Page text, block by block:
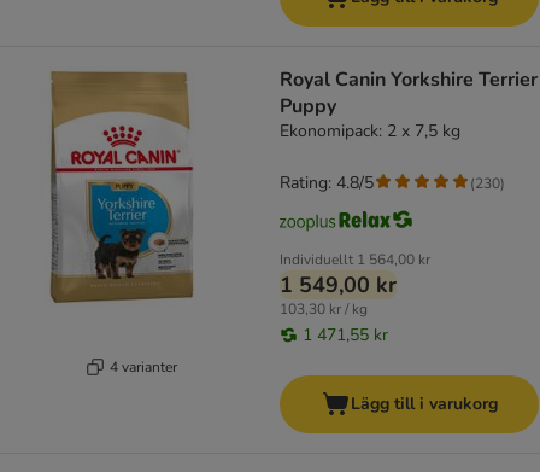
4 varianter
Royal Canin Yorkshire Terrier
Puppy
Ekonomipack: 2 x 7,5 kg
Individuellt 1 564,00 kr
1 549,00 kr
103,30 kr / kg
1 471,55 kr
Rating: 4.8/5 (230)
Lägg till i varukorg